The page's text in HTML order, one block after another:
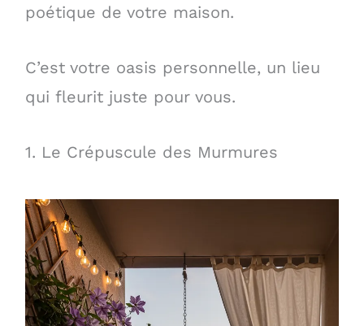
poétique de votre maison.
C’est votre oasis personnelle, un lieu
qui fleurit juste pour vous.
1. Le Crépuscule des Murmures